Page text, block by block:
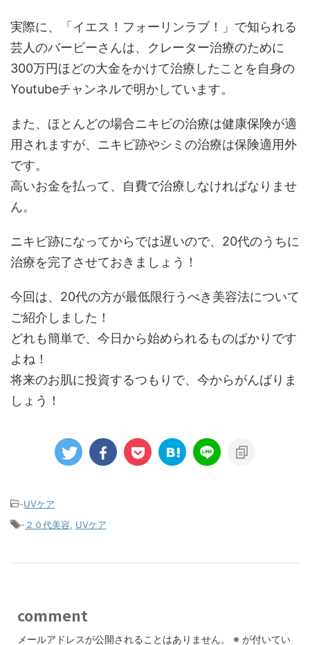
実際に、「イエス！フォーリンラブ！」で知られる
芸人のバービーさんは、クレーター治療のために
300万円ほどの大金をかけて治療したことを自身の
Youtubeチャンネルで明かしています。
また、ほとんどの場合ニキビの治療は健康保険が適
用されますが、ニキビ跡やシミの治療は保険適用外
です。
高いお金を払って、自費で治療しなければなりませ
ん。
ニキビ跡になってからでは遅いので、20代のうちに
治療を完了させておきましょう！
今回は、20代の方が最低限行うべき美容法について
ご紹介しました！
どれも簡単で、今日から始められるものばかりです
よね！
将来のお肌に投資するつもりで、今からがんばりま
しょう！
-UVケア
- ２０代美容 UVケア
comment
メールアドレスが公開されることはありません。 ※ が付いてい